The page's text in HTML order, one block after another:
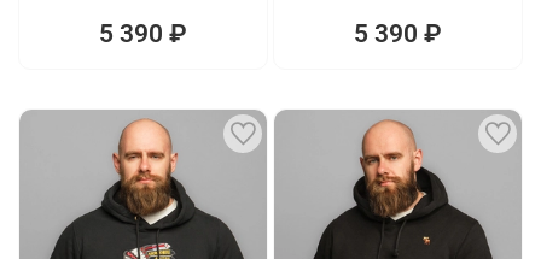
5 390 ₽ 5 390 ₽